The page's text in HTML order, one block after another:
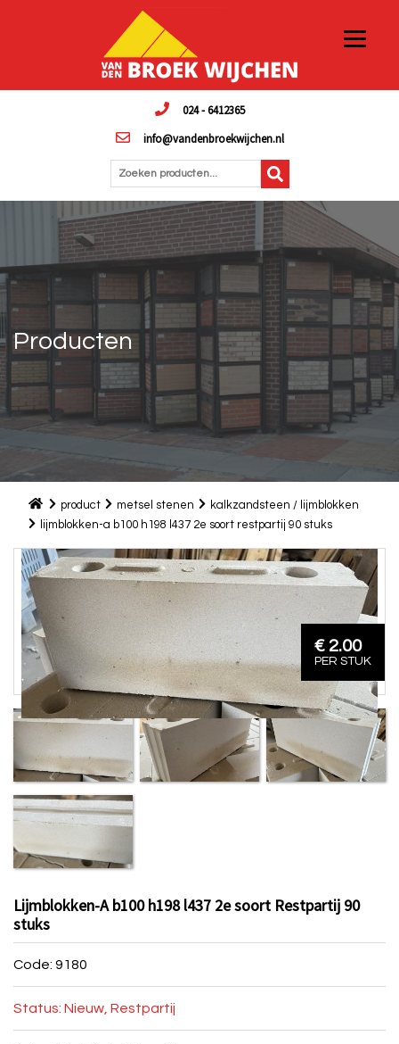
024 - 6412365
info@vandenbroekwijchen.nl
Zoeken producten...
Producten
product metsel stenen
kalkzandsteen / lijmblokken
lijmblokken-a b100 h198 l437 2e soort restpartij 90 stuks
€ 2.00
PER STUK
Lijmblokken-A b100 h198 l437 2e soort Restpartij 90
stuks
Code: 9180
Status: Nieuw, Restpartij